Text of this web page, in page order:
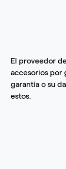
El proveedor
accesorios por
garantía o su
estos.